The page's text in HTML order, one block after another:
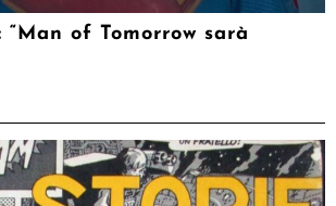
of Tomorrow sarà